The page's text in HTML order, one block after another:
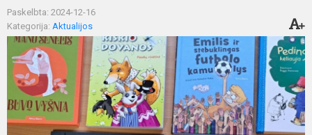
Paskelbta: 2024-12-16
Kategorija: Aktualijos